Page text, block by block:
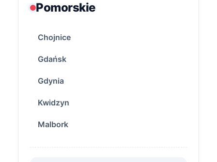
Pomorskie
Chojnice
Gdańsk
Gdynia
Kwidzyn
Malbork